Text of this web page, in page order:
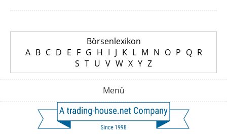
Börsenlexikon
A B C D E F G H I J K L M N O P Q R
S T U V W X Y Z
Menü